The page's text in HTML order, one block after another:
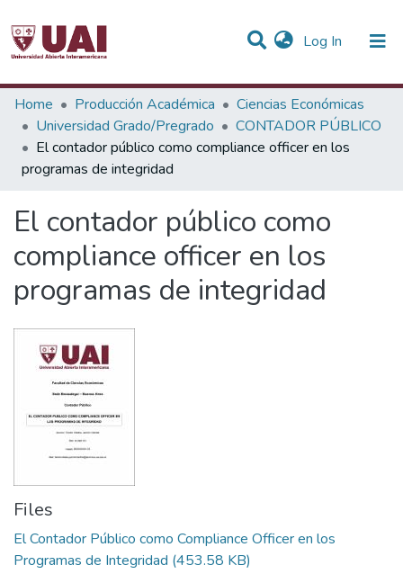
Log In (current)
Statistics
Communities & Collections
All of DSpace
Home Producción Académica
Ciencias Económicas
Universidad Grado/Pregrado
CONTADOR PÚBLICO
El contador público como compliance officer en los
programas de integridad
El contador público como
compliance officer en los
programas de integridad
Files
El Contador Público como Compliance Officer en los
Programas de Integridad (453.58 KB)